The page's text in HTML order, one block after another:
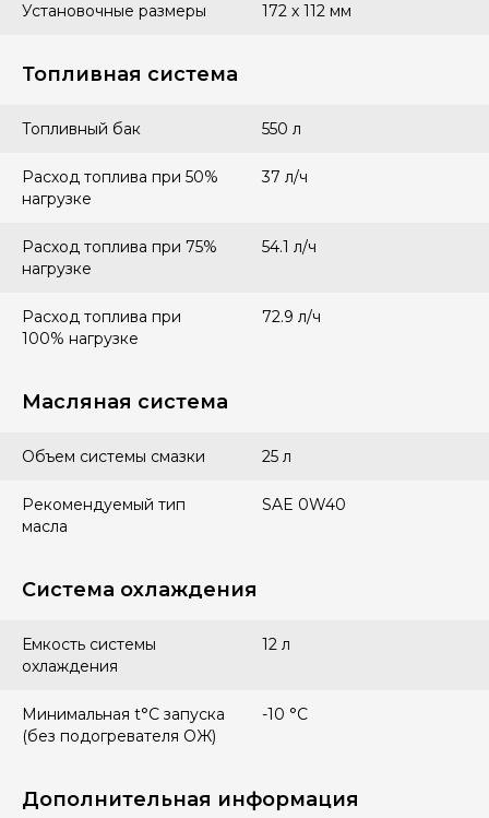
Установочные размеры 172 х 112 мм
Топливная система
Топливный бак 550 л
Расход топлива при 50%
нагрузке
37 л/ч
Расход топлива при 75%
нагрузке
54.1 л/ч
Расход топлива при
100% нагрузке
72.9 л/ч
Масляная система
Объем системы смазки 25 л
Рекомендуемый тип
масла
SAE 0W40
Система охлаждения
Емкость системы
охлаждения
12 л
Минимальная t°С запуска
(без подогревателя ОЖ)
-10 °С
Дополнительная информация